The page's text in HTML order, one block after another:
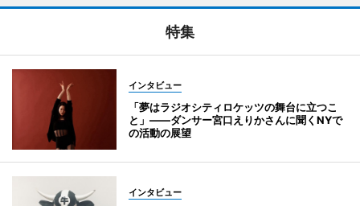
特集
インタビュー
「夢はラジオシティロケッツの舞台に立つこ
と」――ダンサー宮口えりかさんに聞くNYで
の活動の展望
インタビュー